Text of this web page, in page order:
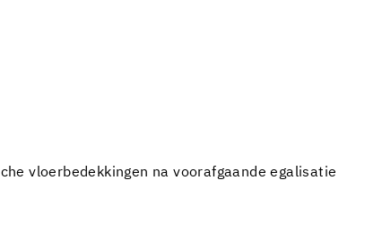
vloerbedekkingen na voorafgaande egalisatie